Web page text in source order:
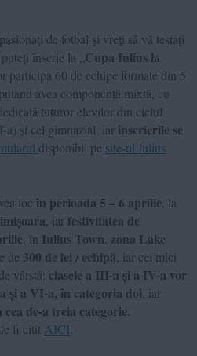
de fotbal și vreți să vă testați
înscrie la „ Cupa Iulius la
participa 60 de echipe formate din 5
avea componență mixtă, cu
tuturor elevilor din ciclul
a) și cel gimnazial, iarînscrierile se
disponibil pe site-ul Iulius
loc în perioada 5 – 6 aprilie , la
, iar festivitatea de
, în Iulius Town zona Lake
de 300 de lei / echipă , iar cei mici
vârstă: clasele a III-a și a IV-a vor
și a VI-a, în categoria doi , iar
de-a treia categorie
fi citit AICI